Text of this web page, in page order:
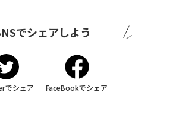
でシェアしよう
でシェア FaceBookでシェア